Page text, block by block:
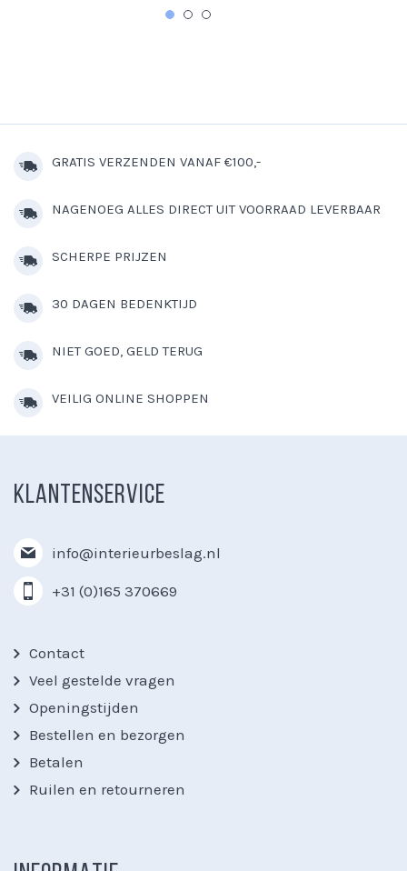
GRATIS VERZENDEN VANAF €100,-
NAGENOEG ALLES DIRECT UIT VOORRAAD LEVERBAAR
SCHERPE PRIJZEN
30 DAGEN BEDENKTIJD
NIET GOED, GELD TERUG
VEILIG ONLINE SHOPPEN
KLANTENSERVICE
info@interieurbeslag.nl
+31 (0)165 370669
Contact
Veel gestelde vragen
Openingstijden
Bestellen en bezorgen
Betalen
Ruilen en retourneren